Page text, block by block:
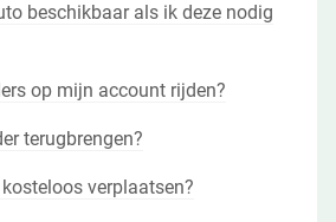
beschikbaar als ik deze nodig
op mijn account rijden?
terugbrengen?
verplaatsen?